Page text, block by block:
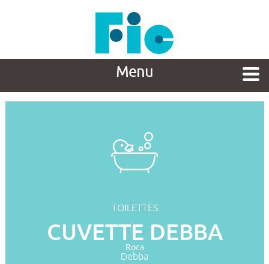
Menu
TOILETTES
CUVETTE DEBBA
Roca
Debba